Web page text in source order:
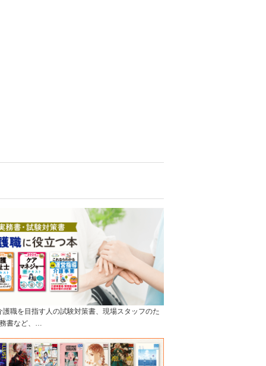
護職を目指す人の試験対策書、現場スタッフのた
書など、…